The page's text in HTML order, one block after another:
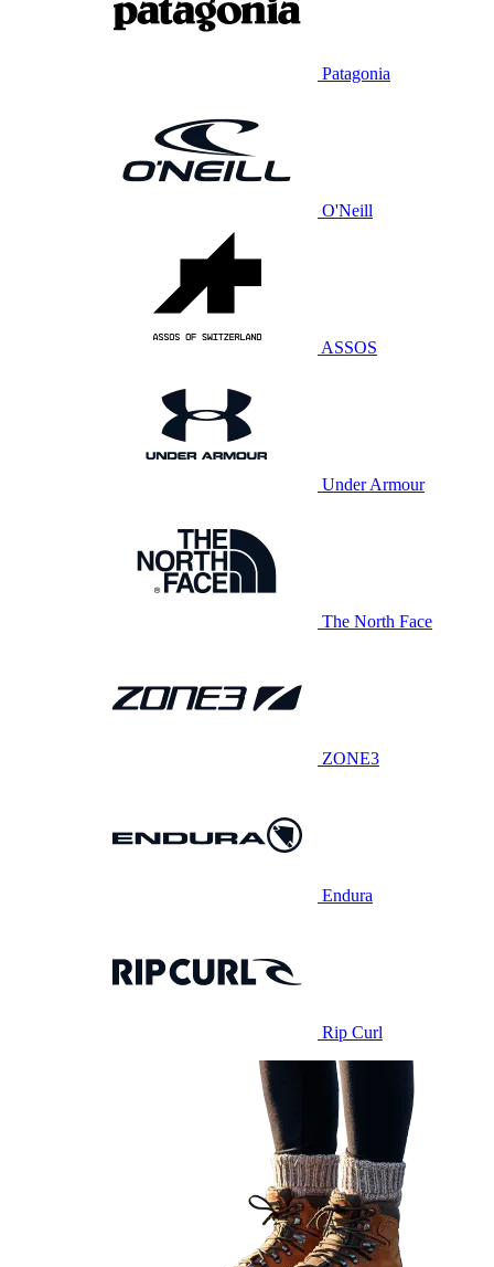
Patagonia
O'Neill
ASSOS
Under Armour
The North Face
ZONE3
Endura
Rip Curl